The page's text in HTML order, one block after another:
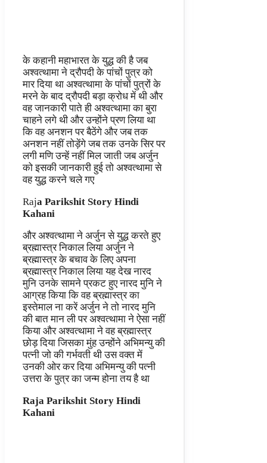
के कहानी महाभारत के युद्ध की है जब
अश्वत्थामा ने द्रौपदी के पांचों पुत्र को
मार दिया था अश्वत्थामा के पांचों पुत्रों के
मरने के बाद द्रौपदी बड़ा क्रोध में थी और
वह जानकारी पाते ही अश्वत्थामा का बुरा
चाहने लगे थी और उन्होंने प्रण लिया था
कि वह अनशन पर बैठेंगे और जब तक
अनशन नहीं तोड़ेंगे जब तक उनके सिर पर
लगी मणि उन्हें नहीं मिल जाती जब अर्जुन
को इसकी जानकारी हुई तो अश्वत्थामा से
वह युद्ध करने चले गए
Raja Parikshit Story Hindi
Kahani
और अश्वत्थामा ने अर्जुन से युद्ध करते हुए
ब्रह्मास्त्र निकाल लिया अर्जुन ने
ब्रह्मास्त्र के बचाव के लिए अपना
ब्रह्मास्त्र निकाल लिया यह देख नारद
मुनि उनके सामने प्रकट हुए नारद मुनि ने
आग्रह किया कि वह ब्रह्मास्त्र का
इस्तेमाल ना करें अर्जुन ने तो नारद मुनि
की बात मान ली पर अश्वत्थामा ने ऐसा नहीं
किया और अश्वत्थामा ने वह ब्रह्मास्त्र
छोड़ दिया जिसका मुंह उन्होंने अभिमन्यु की
पत्नी जो की गर्भवती थी उस वक्त में
उनकी ओर कर दिया अभिमन्यु की पत्नी
उत्तरा के पुत्र का जन्म होना तय है था
Raja Parikshit Story Hindi
Kahani